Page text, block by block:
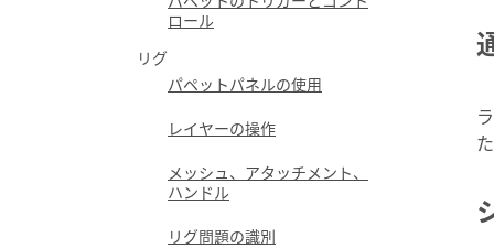
ロール
リグ
パペットパネルの使用
レイヤーの操作
メッシュ、アタッチメント、
ハンドル
リグ問題の識別